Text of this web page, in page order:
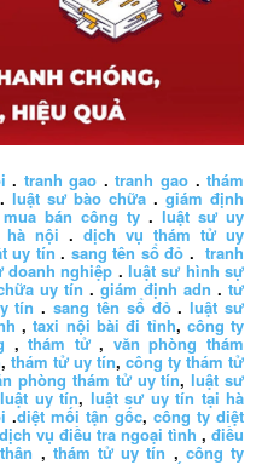
. tranh gao .tranh gao .thám
. luật sư bào chữa .giám định
mua bán công ty. luật sư uy
hà nội .dịch vụ thám tử uy
uy tín . sang tên sổ đỏ .tranh
doanh nghiệp .luật sư hình sự
uy tín .giám định adn .tư
tín .sang tên sổ đỏ.luật sư
,taxi nội bài đi tỉnh, công ty
,thám tử, văn phòng thám
, thám tử uy tín, công ty thám tử
phòng thám tử uy tín,luật sư
uy tín, luật sư uy tín tại hà
.diệt mối tận gốc, công ty diệt
dịch vụ điều tra ngoại tình ,điều
,thám tử uy tín , công ty